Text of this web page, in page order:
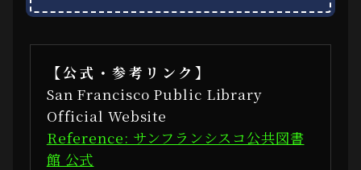
【公式・参考リンク】
San Francisco Public Library
Official Website
Reference: サンフランシスコ公共図書
館 公式